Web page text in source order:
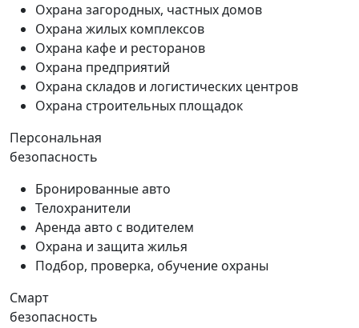
Охрана загородных, частных домов
Охрана жилых комплексов
Охрана кафе и ресторанов
Охрана предприятий
Охрана складов и логистических центров
Охрана строительных площадок
Персональная
безопасность
Бронированные авто
Телохранители
Аренда авто с водителем
Охрана и защита жилья
Подбор, проверка, обучение охраны
Смарт
безопасность